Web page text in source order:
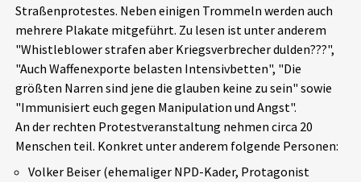
Alle Beiträge
Veranstaltungen
Pressemitteilungen
Podcasts
Über uns
Projektbeschreibung
Kontakt
Unterstützer_innen
Spenden
Straßenprotestes. Neben einigen Trommeln werden auch
mehrere Plakate mitgeführt. Zu lesen ist unter anderem
"Whistleblower strafen aber Kriegsverbrecher dulden???",
"Auch Waffenexporte belasten Intensivbetten", "Die
größten Narren sind jene die glauben keine zu sein" sowie
"Immunisiert euch gegen Manipulation und Angst".
An der rechten Protestveranstaltung nehmen circa 20
Menschen teil. Konkret unter anderem folgende Personen:
Volker Beiser (ehemaliger NPD-Kader, Protagonist